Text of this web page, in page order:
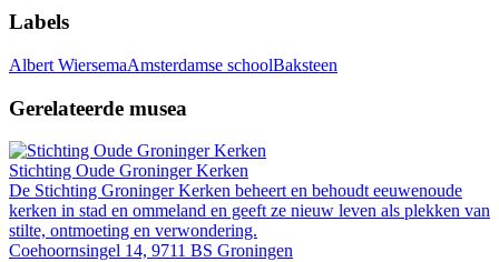
Labels
Albert WiersemaAmsterdamse schoolBaksteen
Gerelateerde musea
Stichting Oude Groninger Kerken
De Stichting Groninger Kerken beheert en behoudt eeuwenoude
kerken in stad en ommeland en geeft ze nieuw leven als plekken van
stilte, ontmoeting en verwondering.
Coehoornsingel 14, 9711 BS Groningen